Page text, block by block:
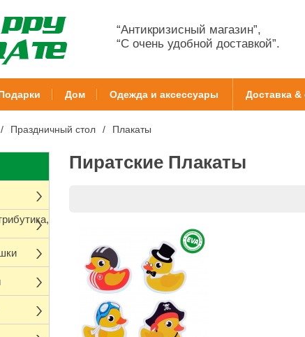
“Антикризисный магазин”,
“С очень удобной доставкой”.
Дом Одежда и аксессуары Доставка
Праздничный стол Плакаты
Пиратские Плакаты